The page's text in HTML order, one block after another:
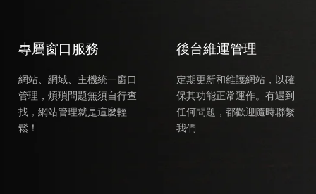
專屬窗口服務
網站、網域、主機統一窗口
管理，煩瑣問題無須自行查
找，網站管理就是這麼輕
鬆！
後台維運管理
定期更新和維護網站，以確
保其功能正常運作。有遇到
任何問題，都歡迎隨時聯繫
我們